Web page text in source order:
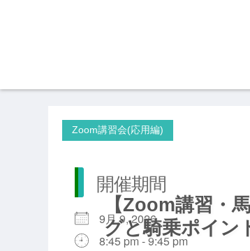
【Zoom講習・
グと騎乗ポイン
Zoom講習会(応用編)
開催期間
9月 9, 2026
8:45 pm - 9:45 pm